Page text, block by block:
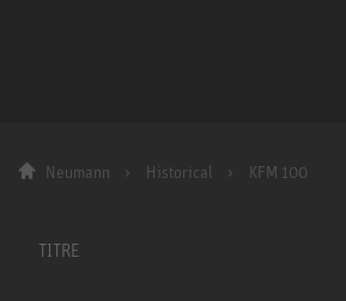
Neumann Historical KFM 100
TITRE